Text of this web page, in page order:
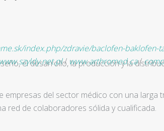
index.php/zdravie/baclofen-baklofen-
www.szyldy.net.pl/ www.arthromed.ca/
el desarrollo, la producción y la
empresas del sector médico con una larga
red de colaboradores sólida y cualificada.